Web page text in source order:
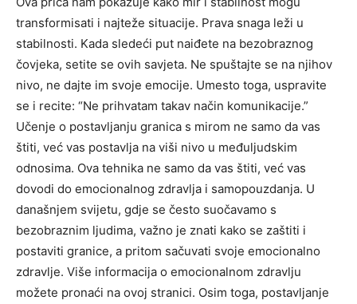
transformisati i najteže situacije. Prava snaga leži u
stabilnosti. Kada sledeći put naiđete na bezobraznog
čovjeka, setite se ovih savjeta. Ne spuštajte se na njihov
nivo, ne dajte im svoje emocije. Umesto toga, uspravite
se i recite: “Ne prihvatam takav način komunikacije.”
Učenje o postavljanju granica s mirom ne samo da vas
štiti, već vas postavlja na viši nivo u međuljudskim
odnosima. Ova tehnika ne samo da vas štiti, već vas
dovodi do emocionalnog zdravlja i samopouzdanja. U
današnjem svijetu, gdje se često suočavamo s
bezobraznim ljudima, važno je znati kako se zaštiti i
postaviti granice, a pritom sačuvati svoje emocionalno
zdravlje. Više informacija o emocionalnom zdravlju
možete pronaći na ovoj stranici. Osim toga, postavljanje